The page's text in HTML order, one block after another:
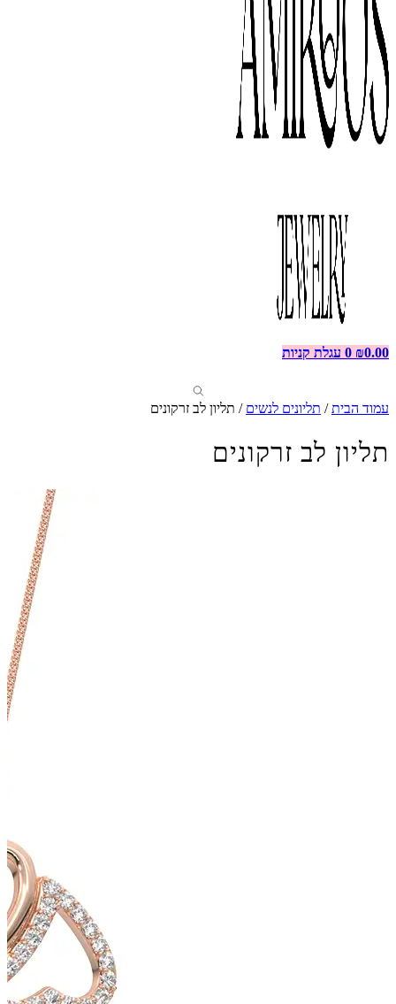
₪0.00
0 עגלת קניות
עמוד הבית/ תליונים לנשים / תליון לב זרקונים
תליון לב זרקונים